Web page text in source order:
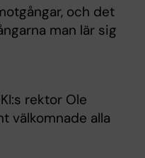
och det
man lär sig
rektor Ole
välkomnade alla